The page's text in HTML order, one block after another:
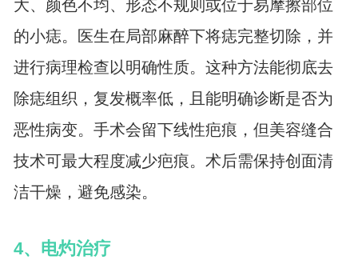
大、颜色不均、形态不规则或位于易摩擦部位
的小痣。医生在局部麻醉下将痣完整切除，并
进行病理检查以明确性质。这种方法能彻底去
除痣组织，复发概率低，且能明确诊断是否为
恶性病变。手术会留下线性疤痕，但美容缝合
技术可最大程度减少疤痕。术后需保持创面清
洁干燥，避免感染。
4、电灼治疗